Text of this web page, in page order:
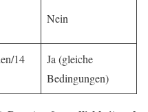
Nein
14
Ja (gleiche
Bedingungen)